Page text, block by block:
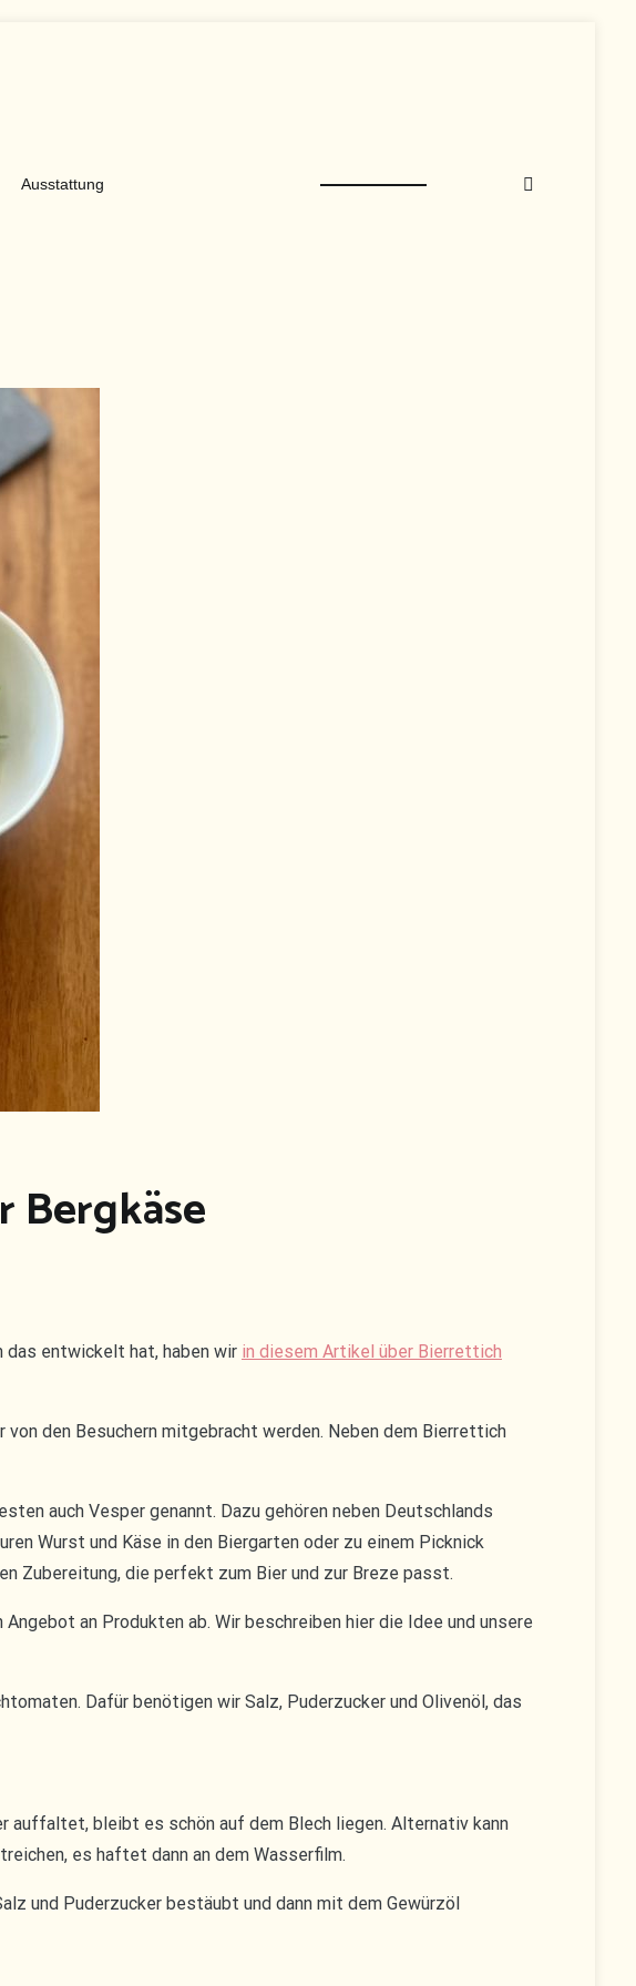
Ausstattung
Bergkäse
das entwickelt hat, haben wir in diesem Artikel über Bierrettich
den Besuchern mitgebracht werden. Neben dem Bierrettich
auch Vesper genannt. Dazu gehören neben Deutschlands
Wurst und Käse in den Biergarten oder zu einem Picknick
Zubereitung, die perfekt zum Bier und zur Breze passt.
an Produkten ab. Wir beschreiben hier die Idee und unsere
Dafür benötigen wir Salz, Puderzucker und Olivenöl, das
auffaltet, bleibt es schön auf dem Blech liegen. Alternativ kann
es haftet dann an dem Wasserfilm.
und Puderzucker bestäubt und dann mit dem Gewürzöl